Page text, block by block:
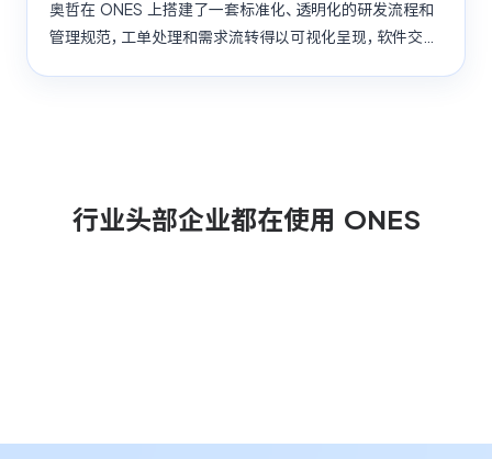
奥哲在 ONES 上搭建了一套标准化、透明化的研发流程和
管理规范，工单处理和需求流转得以可视化呈现，软件交付
行业头部企业都在使用 ONES